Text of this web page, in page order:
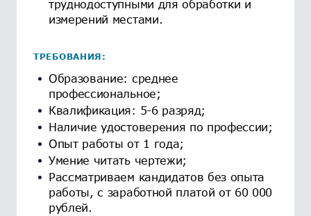
труднодоступными для обработки и
измерений местами.
ТРЕБОВАНИЯ:
Образование: среднее
профессиональное;
Квалификация: 5-6 разряд;
Наличие удостоверения по профессии;
Опыт работы от 1 года;
Умение читать чертежи;
Рассматриваем кандидатов без опыта
работы, с заработной платой от 60 000
рублей.